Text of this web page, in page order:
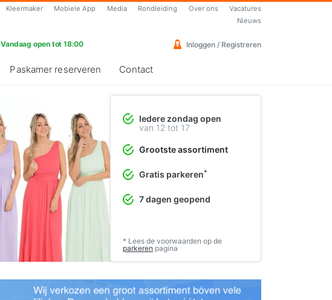
Kleermaker Mobiele App Media Rondleiding Over ons
Vacatures
Nieuws
Vandaag open tot 18:00 Inloggen / Registreren
Paskamer reserveren Contact
Vrolijke cocktailjurken
Perfect voor de lente en zomer
Iedere zondag open
van 12 tot 17
Grootste assortiment
Gratis parkeren*
7 dagen geopend
* Lees de voorwaarden op de
parkeren pagina